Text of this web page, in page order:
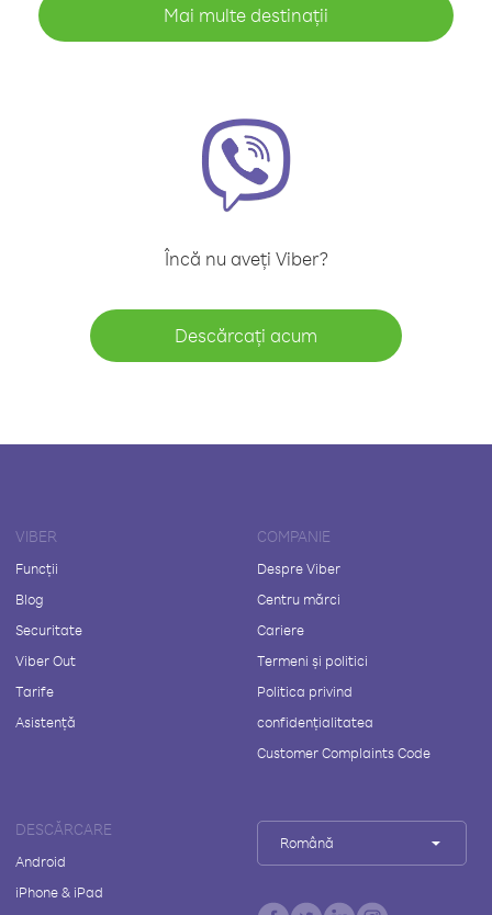
Mai multe destinații
Încă nu aveți Viber?
Descărcați acum
VIBER
Funcții
Blog
Securitate
Viber Out
Tarife
Asistență
COMPANIE
Despre Viber
Centru mărci
Cariere
Termeni și politici
Politica privind
confidențialitatea
Customer Complaints Code
DESCĂRCARE
Android
iPhone & iPad
Română